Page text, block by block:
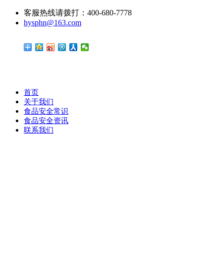
客服热线请拨打：400-680-7778
hysphn@163.com
首页
关于我们
食品安全常识
食品安全资讯
联系我们